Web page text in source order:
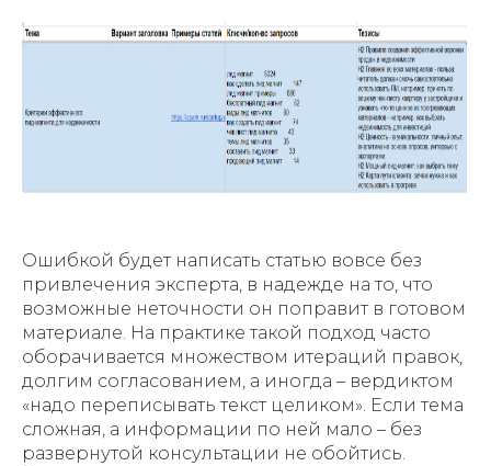
Ошибкой будет написать статью вовсе без
привлечения эксперта, в надежде на то, что
возможные неточности он поправит в готовом
материале. На практике такой подход часто
оборачивается множеством итераций правок,
долгим согласованием, а иногда – вердиктом
«надо переписывать текст целиком». Если тема
сложная, а информации по ней мало – без
развернутой консультации не обойтись.